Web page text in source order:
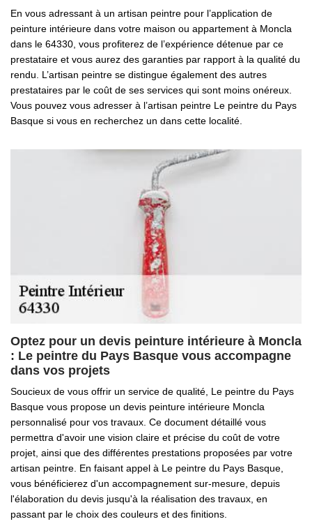
En vous adressant à un artisan peintre pour l’application de
peinture intérieure dans votre maison ou appartement à Moncla
dans le 64330, vous profiterez de l’expérience détenue par ce
prestataire et vous aurez des garanties par rapport à la qualité du
rendu. L’artisan peintre se distingue également des autres
prestataires par le coût de ses services qui sont moins onéreux.
Vous pouvez vous adresser à l’artisan peintre Le peintre du Pays
Basque si vous en recherchez un dans cette localité.
Optez pour un devis peinture intérieure à Moncla
: Le peintre du Pays Basque vous accompagne
dans vos projets
Soucieux de vous offrir un service de qualité, Le peintre du Pays
Basque vous propose un devis peinture intérieure Moncla
personnalisé pour vos travaux. Ce document détaillé vous
permettra d'avoir une vision claire et précise du coût de votre
projet, ainsi que des différentes prestations proposées par votre
artisan peintre. En faisant appel à Le peintre du Pays Basque,
vous bénéficierez d'un accompagnement sur-mesure, depuis
l'élaboration du devis jusqu'à la réalisation des travaux, en
passant par le choix des couleurs et des finitions.